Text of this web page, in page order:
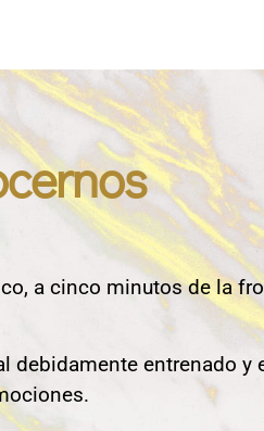
a cinco minutos de la
entrenado y